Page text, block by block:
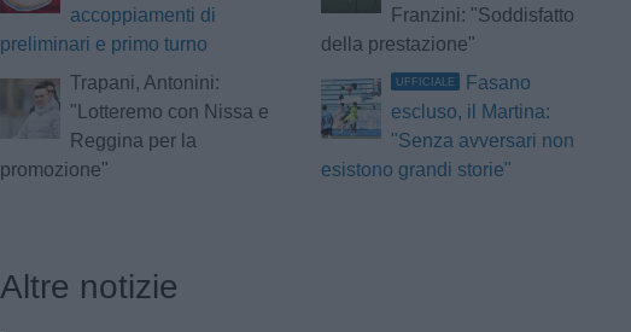
accoppiamenti di
preliminari e primo turno
Franzini: "Soddisfatto
della prestazione"
Trapani, Antonini:
"Lotteremo con Nissa e
Reggina per la
promozione"
UFFICIALE
Fasano
escluso, il Martina:
"Senza avversari non
esistono grandi storie"
Altre notizie